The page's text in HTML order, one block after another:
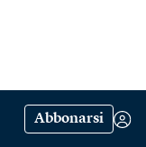
Abbonarsi